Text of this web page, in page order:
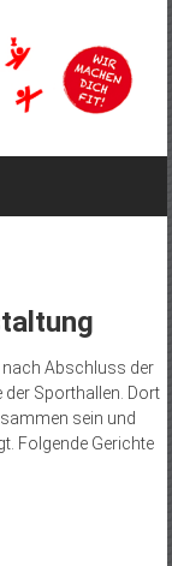
nach Abschluss der
der Sporthallen. Dort
sein und
Folgende Gerichte